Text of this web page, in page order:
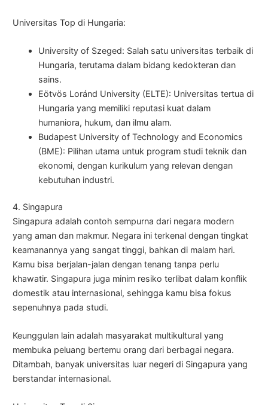
Universitas Top di Hungaria:
University of Szeged: Salah satu universitas terbaik di
Hungaria, terutama dalam bidang kedokteran dan
sains.
Eötvös Loránd University (ELTE): Universitas tertua di
Hungaria yang memiliki reputasi kuat dalam
humaniora, hukum, dan ilmu alam.
Budapest University of Technology and Economics
(BME): Pilihan utama untuk program studi teknik dan
ekonomi, dengan kurikulum yang relevan dengan
kebutuhan industri.
4. Singapura
Singapura adalah contoh sempurna dari negara modern
yang aman dan makmur. Negara ini terkenal dengan tingkat
keamanannya yang sangat tinggi, bahkan di malam hari.
Kamu bisa berjalan-jalan dengan tenang tanpa perlu
khawatir. Singapura juga minim resiko terlibat dalam konflik
domestik atau internasional, sehingga kamu bisa fokus
sepenuhnya pada studi.
Keunggulan lain adalah masyarakat multikultural yang
membuka peluang bertemu orang dari berbagai negara.
Ditambah, banyak universitas luar negeri di Singapura yang
berstandar internasional.